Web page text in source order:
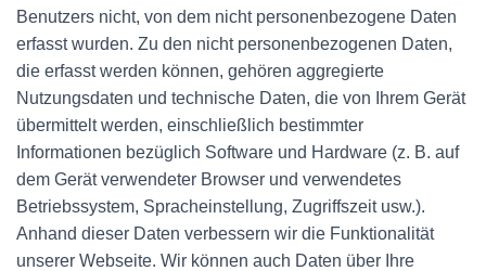
Benutzers nicht, von dem nicht personenbezogene Daten
erfasst wurden. Zu den nicht personenbezogenen Daten,
die erfasst werden können, gehören aggregierte
Nutzungsdaten und technische Daten, die von Ihrem Gerät
übermittelt werden, einschließlich bestimmter
Informationen bezüglich Software und Hardware (z. B. auf
dem Gerät verwendeter Browser und verwendetes
Betriebssystem, Spracheinstellung, Zugriffszeit usw.).
Anhand dieser Daten verbessern wir die Funktionalität
unserer Webseite. Wir können auch Daten über Ihre